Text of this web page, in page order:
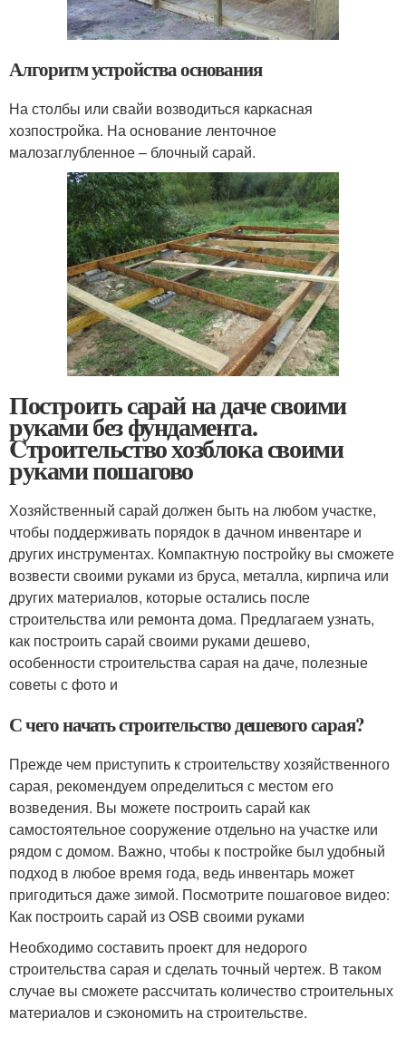
Алгоритм устройства основания
На столбы или свайи возводиться каркасная
хозпостройка. На основание ленточное
малозаглубленное – блочный сарай.
Построить сарай на даче своими
руками без фундамента.
Cтроительство хозблока своими
руками пошагово
Хозяйственный сарай должен быть на любом участке,
чтобы поддерживать порядок в дачном инвентаре и
других инструментах. Компактную постройку вы сможете
возвести своими руками из бруса, металла, кирпича или
других материалов, которые остались после
строительства или ремонта дома. Предлагаем узнать,
как построить сарай своими руками дешево,
особенности строительства сарая на даче, полезные
советы с фото и
С чего начать строительство дешевого сарая?
Прежде чем приступить к строительству хозяйственного
сарая, рекомендуем определиться с местом его
возведения. Вы можете построить сарай как
самостоятельное сооружение отдельно на участке или
рядом с домом. Важно, чтобы к постройке был удобный
подход в любое время года, ведь инвентарь может
пригодиться даже зимой. Посмотрите пошаговое видео:
Как построить сарай из OSB своими руками
Необходимо составить проект для недорого
строительства сарая и сделать точный чертеж. В таком
случае вы сможете рассчитать количество строительных
материалов и сэкономить на строительстве.